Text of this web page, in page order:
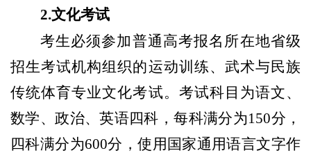
2.文化考试
考生必须参加普通高考报名所在地省级
招生考试机构组织的运动训练、武术与民族
传统体育专业文化考试。考试科目为语文、
数学、政治、英语四科，每科满分为150分，
四科满分为600分，使用国家通用语言文字作